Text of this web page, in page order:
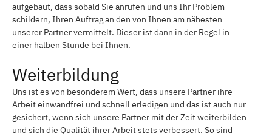
aufgebaut, dass sobald Sie anrufen und uns Ihr Problem
schildern, Ihren Auftrag an den von Ihnen am nähesten
unserer Partner vermittelt. Dieser ist dann in der Regel in
einer halben Stunde bei Ihnen.
Weiterbildung
Uns ist es von besonderem Wert, dass unsere Partner ihre
Arbeit einwandfrei und schnell erledigen und das ist auch nur
gesichert, wenn sich unsere Partner mit der Zeit weiterbilden
und sich die Qualität ihrer Arbeit stets verbessert. So sind